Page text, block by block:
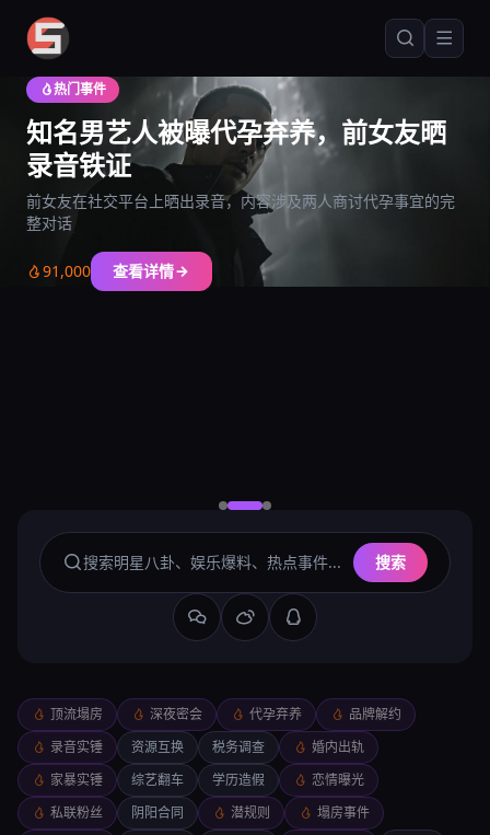
爆料网5191
爆料网5191 - 全网热点爆料资讯平台，每日更新社会娱乐科技
热门事件
知名男艺人被曝代孕弃养，前女友晒
录音铁证
前女友在社交平台上晒出录音，内容涉及两人商讨代孕事宜的完
整对话
91,000 查看详情
搜索
顶流塌房 深夜密会 代孕弃养
品牌解约
录音实锤
资源互换 税务调查
婚内出轨
家暴实锤
综艺翻车 学历造假
恋情曝光
私联粉丝
阴阳合同 潜规则
塌房事件